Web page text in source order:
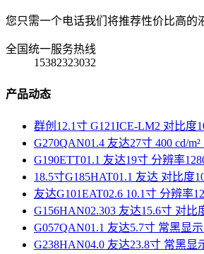
您只需一个电话我们将推荐性价比高的
全国统一服务热线
15382323032
产品动态
群创12.1寸 G121ICE-LM2 对比度
G270QAN01.4 友达27寸 400 cd/
G190ETT01.1 友达19寸 分辨率
18.5寸G185HAT01.1 友达 对比度
友达G101EAT02.6 10.1寸 分辨率
G156HAN02.303 友达15.6寸 对比
G057QAN01.1 友达5.7寸 常黑显示
G238HAN04.0 友达23.8寸 常黑显